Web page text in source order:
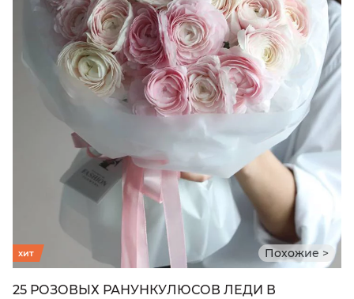
Похожие >
хит
25 РОЗОВЫХ РАНУНКУЛЮСОВ ЛЕДИ В